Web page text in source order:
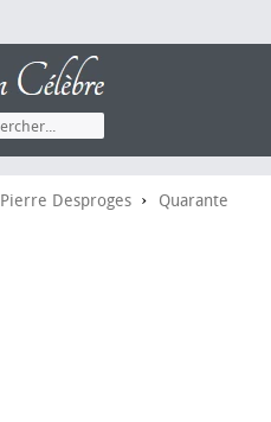
Pierre Desproges › Quarante